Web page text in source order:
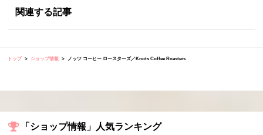
関連する記事
トップ ショップ情報 ノッツ コーヒー ロースターズ／Knots Coffee Roasters
「ショップ情報」人気ランキング